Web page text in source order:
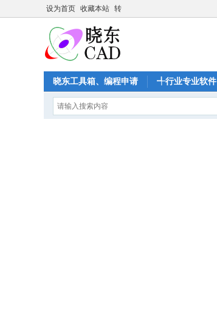
设为首页 收藏本站 转
晓东工具箱、编程申请 ╃行业专业软件